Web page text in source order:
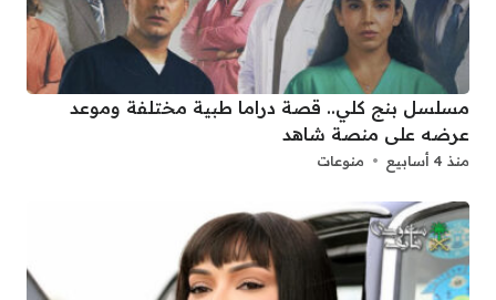
مسلسل بنج كلي.. قصة دراما طبية مختلفة وموعد
عرضه على منصة شاهد
منذ 4 أسابيع منوعات